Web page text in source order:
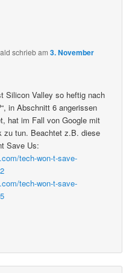
schriebam3. November
Silicon Valley so heftig nach
in Abschnitt 6 angerissen
hat im Fall von Google mit
zu tun. Beachtet z.B. diese
Save Us:
tech-won-t-save-
tech-won-t-save-